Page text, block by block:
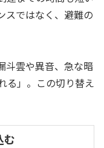
スではなく、避難の
斗雲や異音、急な暗
る」。この切り替え
む